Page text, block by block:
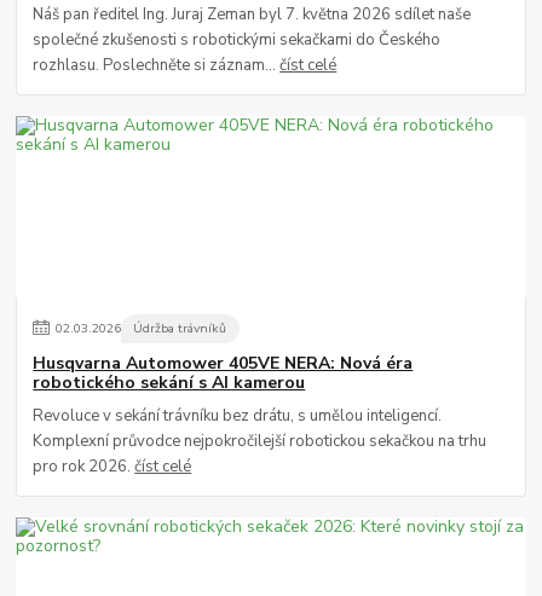
Náš pan ředitel Ing. Juraj Zeman byl 7. května 2026 sdílet naše
společné zkušenosti s robotickými sekačkami do Českého
rozhlasu. Poslechněte si záznam...číst celé
02.03.2026 Údržba trávníků
Husqvarna Automower 405VE NERA: Nová éra
robotického sekání s AI kamerou
Revoluce v sekání trávníku bez drátu, s umělou inteligencí.
Komplexní průvodce nejpokročilejší robotickou sekačkou na trhu
pro rok 2026.číst celé